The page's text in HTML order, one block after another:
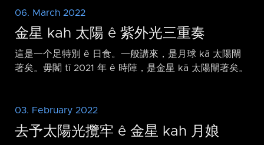
06. March 2022
金星 kah 太陽 ê 紫外光三重奏
這是一个足特別 ê 日食。一般講來，是月球 kā 太陽閘
著矣。毋閣 tī 2021 年 ê 時陣，是金星 kā 太陽閘著矣。
03. February 2022
去予太陽光攬牢 ê 金星 kah 月娘